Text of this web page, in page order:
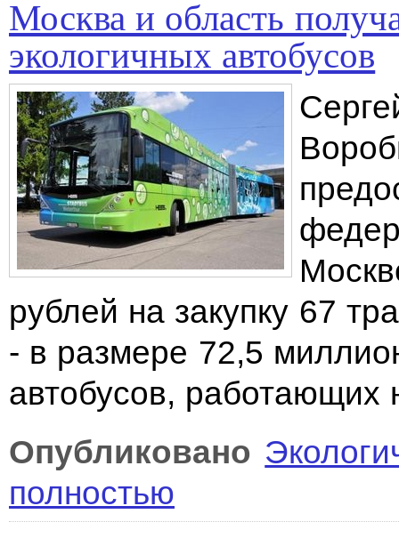
Москва и область
экологичных автобусов
рублей на закупку 67
- в размере 72,5
автобусов, работающих
Опубликовано
полностью